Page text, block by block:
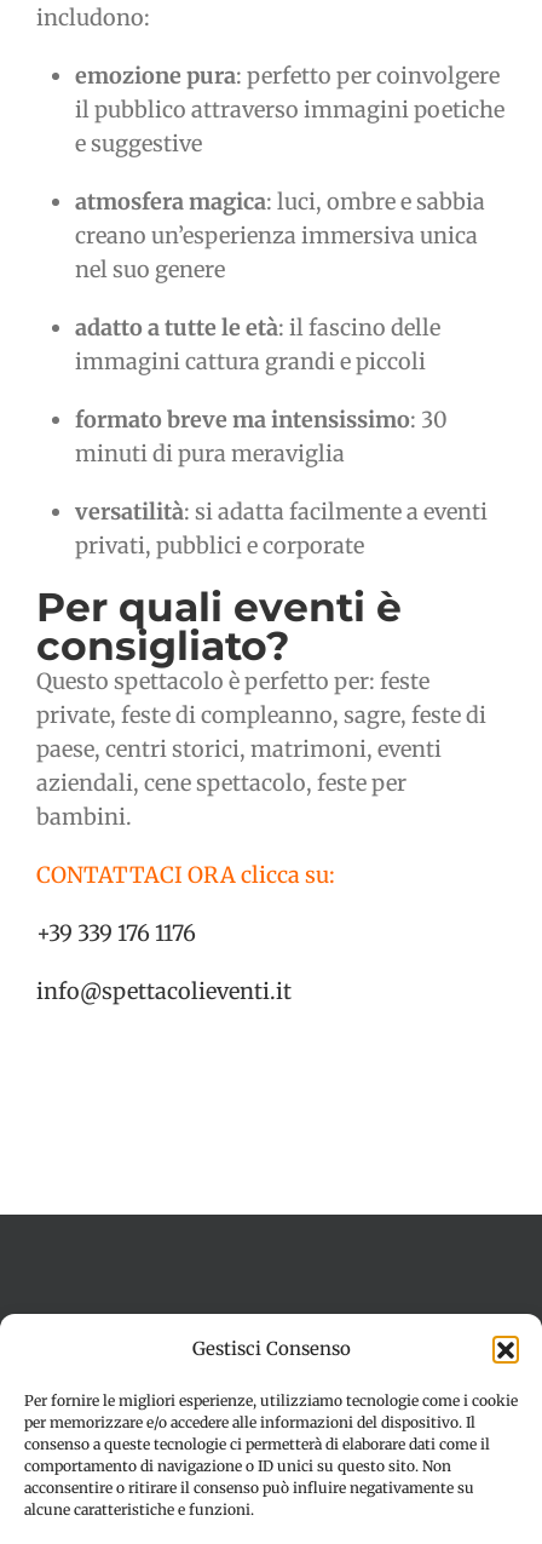
Gestisci Consenso
Per fornire le migliori esperienze, utilizziamo tecnologie come i cookie
per memorizzare e/o accedere alle informazioni del dispositivo. Il
consenso a queste tecnologie ci permetterà di elaborare dati come il
comportamento di navigazione o ID unici su questo sito. Non
acconsentire o ritirare il consenso può influire negativamente su
alcune caratteristiche e funzioni.
includono:
emozione pura: perfetto per coinvolgere
il pubblico attraverso immagini poetiche
e suggestive
atmosfera magica: luci, ombre e sabbia
creano un’esperienza immersiva unica
nel suo genere
adatto a tutte le età: il fascino delle
immagini cattura grandi e piccoli
formato breve ma intensissimo: 30
minuti di pura meraviglia
versatilità: si adatta facilmente a eventi
privati, pubblici e corporate
Per quali eventi è
consigliato?
Questo spettacolo è perfetto per: feste
private, feste di compleanno, sagre, feste di
paese, centri storici, matrimoni, eventi
aziendali, cene spettacolo, feste per
bambini.
CONTATTACI ORA clicca su:
+39 339 176 1176
info@spettacolieventi.it
Disconoscimento